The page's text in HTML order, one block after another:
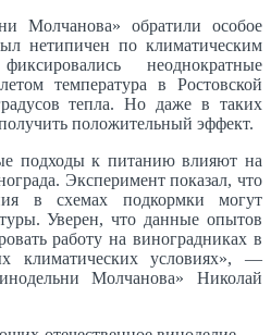
Молчанова» обратили особое
нетипичен по климатическим
неоднократные
температура в Ростовской
тепла. Но даже в таких
положительный эффект.
подходы к питанию влияют на
Эксперимент показал, что
в схемах подкормки могут
Уверен, что данные опытов
работу на виноградниках в
климатических условиях», —
Молчанова» Николай